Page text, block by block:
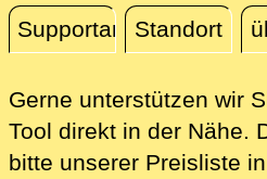
SupportanfrageStandort
Fernwartung
Gerne unterstützen wir
Tool direkt in der Nähe.
bitte unserer Preisliste